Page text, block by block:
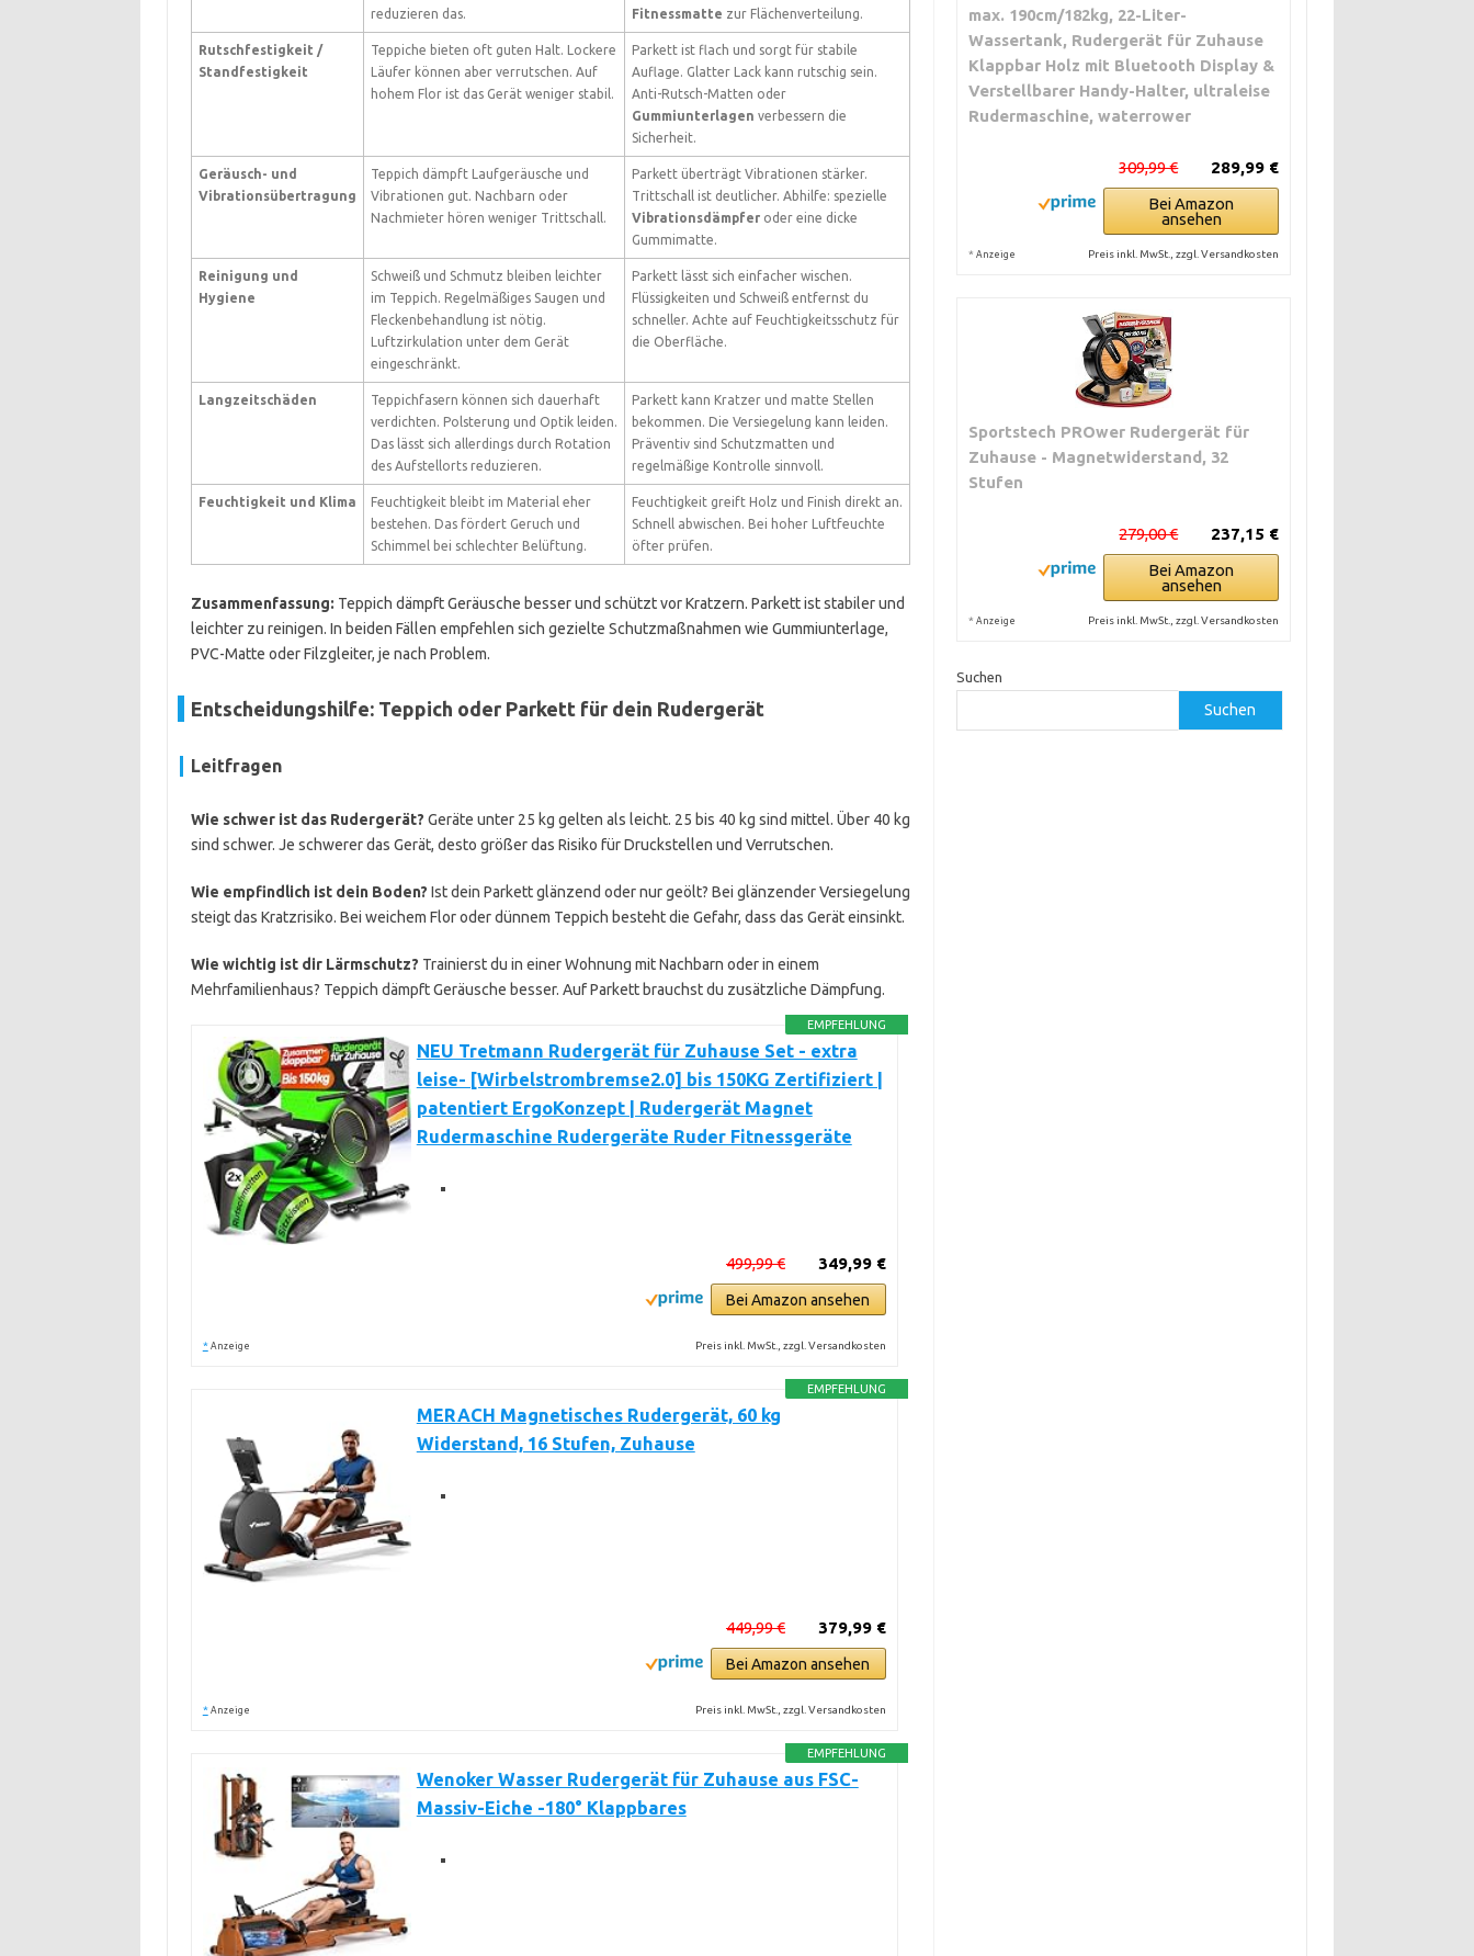
reduzieren das.
Fitnessmatte zur Flächenverteilung.
Rutschfestigkeit /
Standfestigkeit
Teppiche bieten oft guten Halt. Lockere
Läufer können aber verrutschen. Auf
hohem Flor ist das Gerät weniger stabil.
Parkett ist flach und sorgt für stabile
Auflage. Glatter Lack kann rutschig sein.
Anti-Rutsch-Matten oder
Gummiunterlagen verbessern die
Sicherheit.
Geräusch- und
Vibrationsübertragung
Teppich dämpft Laufgeräusche und
Vibrationen gut. Nachbarn oder
Nachmieter hören weniger Trittschall.
Parkett überträgt Vibrationen stärker.
Trittschall ist deutlicher. Abhilfe: spezielle
Vibrationsdämpferoder eine dicke
Gummimatte.
Reinigung und
Hygiene
Schweiß und Schmutz bleiben leichter
im Teppich. Regelmäßiges Saugen und
Fleckenbehandlung ist nötig.
Luftzirkulation unter dem Gerät
eingeschränkt.
Parkett lässt sich einfacher wischen.
Flüssigkeiten und Schweiß entfernst du
schneller. Achte auf Feuchtigkeitsschutz für
die Oberfläche.
Langzeitschäden
Teppichfasern können sich dauerhaft
verdichten. Polsterung und Optik leiden.
Das lässt sich allerdings durch Rotation
des Aufstellorts reduzieren.
Parkett kann Kratzer und matte Stellen
bekommen. Die Versiegelung kann leiden.
Präventiv sind Schutzmatten und
regelmäßige Kontrolle sinnvoll.
Feuchtigkeit und Klima
Feuchtigkeit bleibt im Material eher
bestehen. Das fördert Geruch und
Schimmel bei schlechter Belüftung.
Feuchtigkeit greift Holz und Finish direkt an.
Schnell abwischen. Bei hoher Luftfeuchte
öfter prüfen.
Zusammenfassung: Teppich dämpft Geräusche besser und schützt vor Kratzern. Parkett ist stabiler und
leichter zu reinigen. In beiden Fällen empfehlen sich gezielte Schutzmaßnahmen wie Gummiunterlage,
PVC-Matte oder Filzgleiter, je nach Problem.
Entscheidungshilfe: Teppich oder Parkett für dein Rudergerät
Leitfragen
Wie schwer ist das Rudergerät? Geräte unter 25 kg gelten als leicht. 25 bis 40 kg sind mittel. Über 40 kg
sind schwer. Je schwerer das Gerät, desto größer das Risiko für Druckstellen und Verrutschen.
Wie empfindlich ist dein Boden? Ist dein Parkett glänzend oder nur geölt? Bei glänzender Versiegelung
steigt das Kratzrisiko. Bei weichem Flor oder dünnem Teppich besteht die Gefahr, dass das Gerät einsinkt.
Wie wichtig ist dir Lärmschutz? Trainierst du in einer Wohnung mit Nachbarn oder in einem
Mehrfamilienhaus? Teppich dämpft Geräusche besser. Auf Parkett brauchst du zusätzliche Dämpfung.
EMPFEHLUNG
NEU Tretmann Rudergerät für Zuhause Set - extra
leise- [Wirbelstrombremse2.0] bis 150KG Zertifiziert |
patentiert ErgoKonzept | Rudergerät Magnet
Rudermaschine Rudergeräte Ruder Fitnessgeräte
349,99 €
499,99 €
Bei Amazon ansehen
* Anzeige Preis inkl. MwSt., zzgl. Versandkosten
EMPFEHLUNG
MERACH Magnetisches Rudergerät, 60 kg
Widerstand, 16 Stufen, Zuhause
379,99 €
449,99 €
Bei Amazon ansehen
* Anzeige Preis inkl. MwSt., zzgl. Versandkosten
EMPFEHLUNG
Wenoker Wasser Rudergerät für Zuhause aus FSC-
Massiv-Eiche -180° Klappbares
max. 190cm/182kg, 22-Liter-
Wassertank, Rudergerät für Zuhause
Klappbar Holz mit Bluetooth Display &
Verstellbarer Handy-Halter, ultraleise
Rudermaschine, waterrower
289,99 €
309,99 €
Bei Amazon
ansehen
* Anzeige Preis inkl. MwSt., zzgl. Versandkosten
Sportstech PROwer Rudergerät für
Zuhause - Magnetwiderstand, 32
Stufen
237,15 €
279,00 €
Bei Amazon
ansehen
* Anzeige Preis inkl. MwSt., zzgl. Versandkosten
Suchen
Suchen